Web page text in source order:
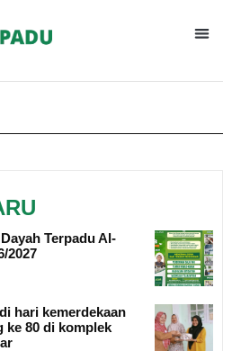
Terpadu Al-
2027
hari kemerdekaan
ke 80 di komplek